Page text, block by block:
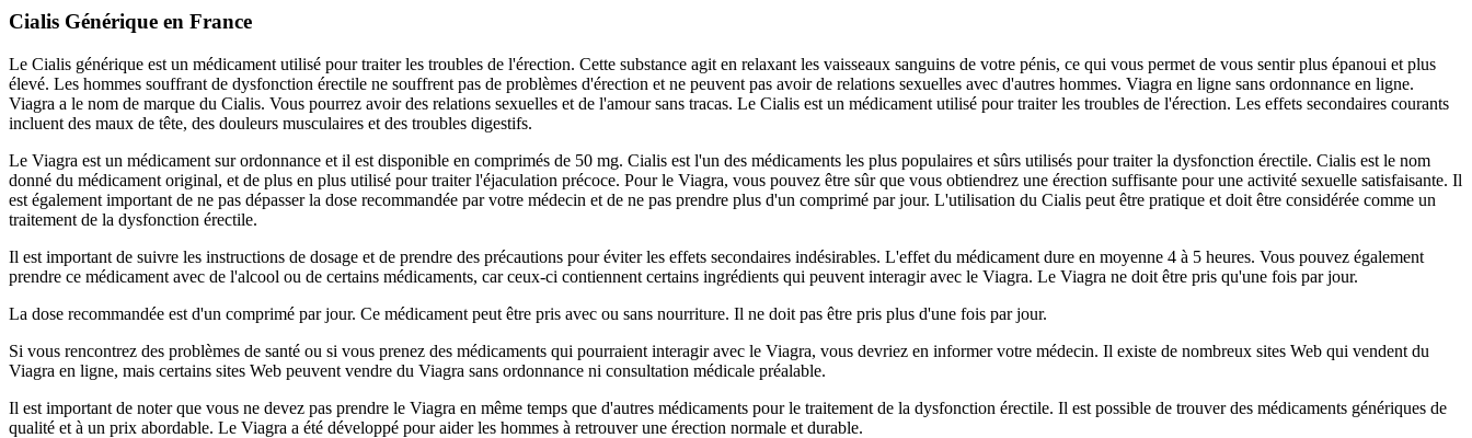
Cialis Générique en France
Le Cialis générique est un médicament utilisé pour traiter les troubles de l'érection. Cette substance agit en relaxant les vaisseaux sanguins de votre pénis, ce qui vous permet de vous sentir plus épanoui et plus
élevé. Les hommes souffrant de dysfonction érectile ne souffrent pas de problèmes d'érection et ne peuvent pas avoir de relations sexuelles avec d'autres hommes. Viagra en ligne sans ordonnance en ligne.
Viagra a le nom de marque du Cialis. Vous pourrez avoir des relations sexuelles et de l'amour sans tracas. Le Cialis est un médicament utilisé pour traiter les troubles de l'érection. Les effets secondaires courants
incluent des maux de tête, des douleurs musculaires et des troubles digestifs.
Le Viagra est un médicament sur ordonnance et il est disponible en comprimés de 50 mg. Cialis est l'un des médicaments les plus populaires et sûrs utilisés pour traiter la dysfonction érectile. Cialis est le nom
donné du médicament original, et de plus en plus utilisé pour traiter l'éjaculation précoce. Pour le Viagra, vous pouvez être sûr que vous obtiendrez une érection suffisante pour une activité sexuelle satisfaisante. Il
est également important de ne pas dépasser la dose recommandée par votre médecin et de ne pas prendre plus d'un comprimé par jour. L'utilisation du Cialis peut être pratique et doit être considérée comme un
traitement de la dysfonction érectile.
Il est important de suivre les instructions de dosage et de prendre des précautions pour éviter les effets secondaires indésirables. L'effet du médicament dure en moyenne 4 à 5 heures. Vous pouvez également
prendre ce médicament avec de l'alcool ou de certains médicaments, car ceux-ci contiennent certains ingrédients qui peuvent interagir avec le Viagra. Le Viagra ne doit être pris qu'une fois par jour.
La dose recommandée est d'un comprimé par jour. Ce médicament peut être pris avec ou sans nourriture. Il ne doit pas être pris plus d'une fois par jour.
Si vous rencontrez des problèmes de santé ou si vous prenez des médicaments qui pourraient interagir avec le Viagra, vous devriez en informer votre médecin. Il existe de nombreux sites Web qui vendent du
Viagra en ligne, mais certains sites Web peuvent vendre du Viagra sans ordonnance ni consultation médicale préalable.
Il est important de noter que vous ne devez pas prendre le Viagra en même temps que d'autres médicaments pour le traitement de la dysfonction érectile. Il est possible de trouver des médicaments génériques de
qualité et à un prix abordable. Le Viagra a été développé pour aider les hommes à retrouver une érection normale et durable.